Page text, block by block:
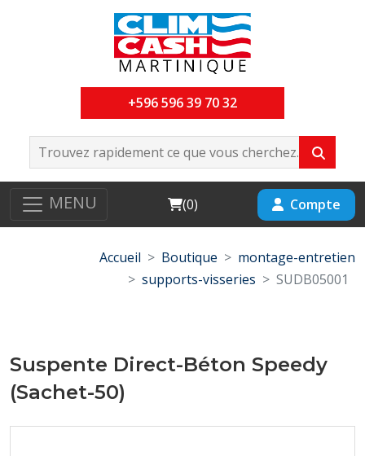
+596 596 39 70 32
MENU Cart
(0) Compte
Accueil Boutique
montage-entretien
supports-visseries
SUDB05001
Suspente Direct-Béton Speedy
(Sachet-50)